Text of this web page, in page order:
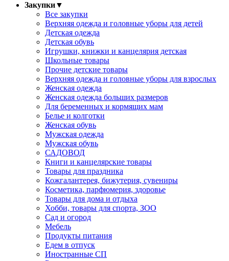
Закупки▼
Все закупки
Верхняя одежда и головные уборы для детей
Детская одежда
Детская обувь
Игрушки, книжки и канцелярия детская
Школьные товары
Прочие детские товары
Верхняя одежда и головные уборы для взрослых
Женская одежда
Женская одежда больших размеров
Для беременных и кормящих мам
Белье и колготки
Женская обувь
Мужская одежда
Мужская обувь
САДОВОД
Книги и канцелярские товары
Товары для праздника
Кожгалантерея, бижутерия, сувениры
Косметика, парфюмерия, здоровье
Товары для дома и отдыха
Хобби, товары для спорта, ЗОО
Сад и огород
Мебель
Продукты питания
Едем в отпуск
Иностранные СП